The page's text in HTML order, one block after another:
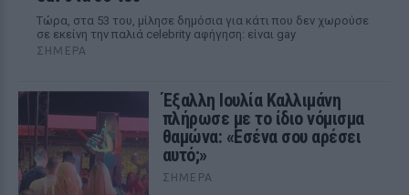
Τώρα, στα 53 του, μίλησε δημόσια για κάτι που δεν χωρούσε
σε εκείνη την παλιά celebrity αφήγηση: είναι gay
ΣΉΜΕΡΑ
Έξαλλη Ιουλία Καλλιμάνη
πλήρωσε με το ίδιο νόμισμα
θαμώνα: «Εσένα σου αρέσει
αυτό;»
ΣΉΜΕΡΑ